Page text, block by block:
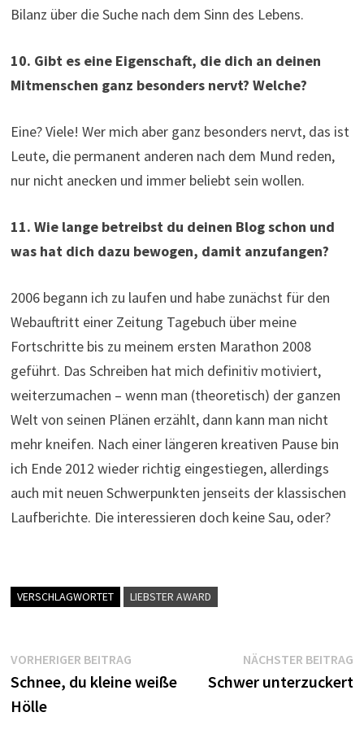
Bilanz über die Suche nach dem Sinn des Lebens.
10. Gibt es eine Eigenschaft, die dich an deinen
Mitmenschen ganz besonders nervt? Welche?
Eine? Viele! Wer mich aber ganz besonders nervt, das ist
Leute, die permanent anderen nach dem Mund reden,
nur nicht anecken und immer beliebt sein wollen.
11. Wie lange betreibst du deinen Blog schon und
was hat dich dazu bewogen, damit anzufangen?
2006 begann ich zu laufen und habe zunächst für den
Webauftritt einer Zeitung Tagebuch über meine
Fortschritte bis zu meinem ersten Marathon 2008
geführt. Das Schreiben hat mich definitiv motiviert,
weiterzumachen – wenn man (theoretisch) der ganzen
Welt von seinen Plänen erzählt, dann kann man nicht
mehr kneifen. Nach einer längeren kreativen Pause bin
ich Ende 2012 wieder richtig eingestiegen, allerdings
auch mit neuen Schwerpunkten jenseits der klassischen
Laufberichte. Die interessieren doch keine Sau, oder?
VERSCHLAGWORTET LIEBSTER AWARD
Beitragsnavigation
VORHERIGER BEITRAGVorheriger
Beitrag:
Schnee, du kleine weiße
Hölle
NÄCHSTER BEITRAG
Schwer unterzuckert